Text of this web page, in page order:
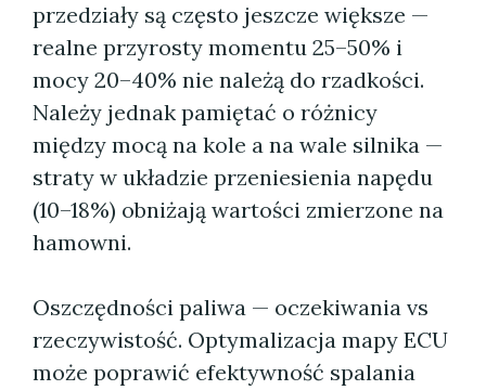
przedziały są często jeszcze większe —
realne przyrosty momentu 25–50% i
mocy 20–40% nie należą do rzadkości.
Należy jednak pamiętać o różnicy
między mocą na kole a na wale silnika —
straty w układzie przeniesienia napędu
(10–18%) obniżają wartości zmierzone na
hamowni.
Oszczędności paliwa — oczekiwania vs
rzeczywistość. Optymalizacja mapy ECU
może poprawić efektywność spalania